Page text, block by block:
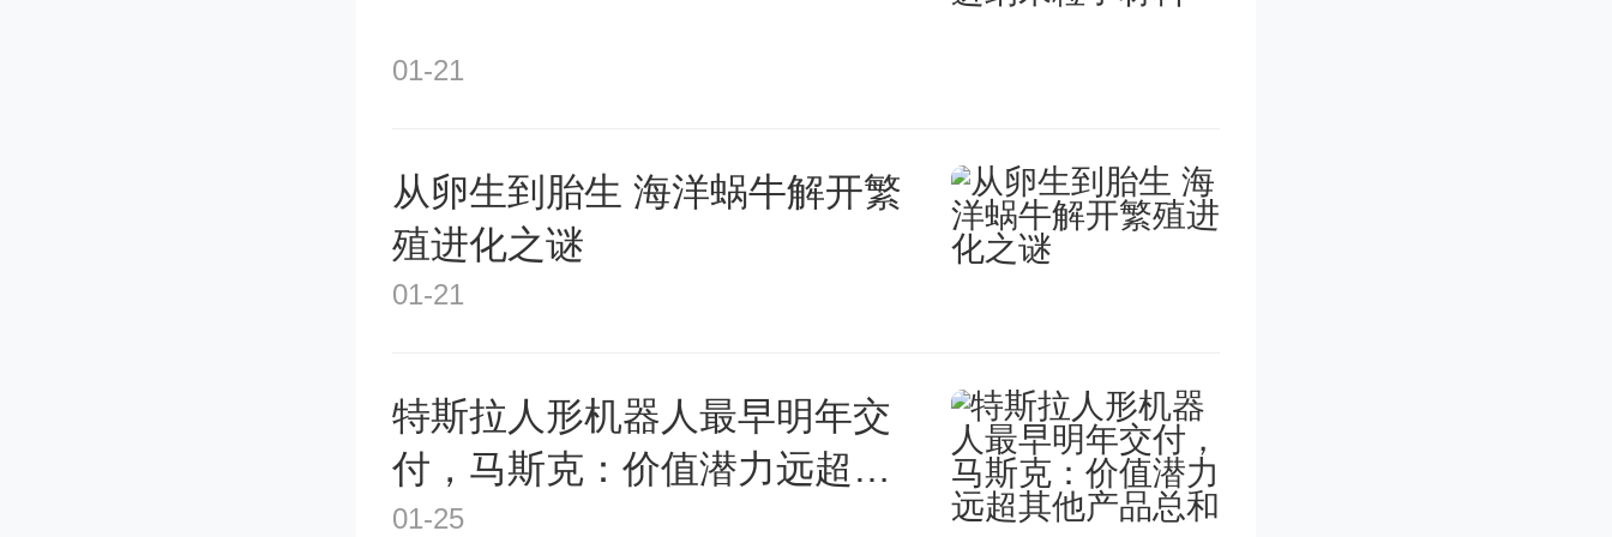
01-21
从卵生到胎生 海洋蜗牛解开繁
殖进化之谜
01-21
特斯拉人形机器人最早明年交
付，马斯克：价值潜力远超其
他产品总和
01-25